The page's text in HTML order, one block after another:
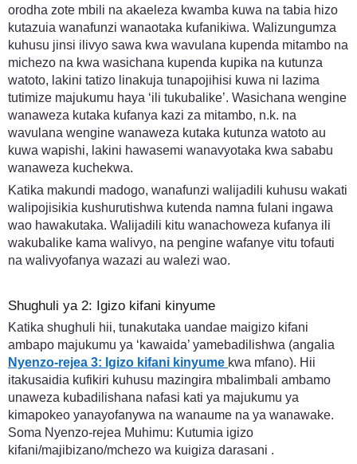
orodha zote mbili na akaeleza kwamba kuwa na tabia hizo
kutazuia wanafunzi wanaotaka kufanikiwa. Walizungumza
kuhusu jinsi ilivyo sawa kwa wavulana kupenda mitambo na
michezo na kwa wasichana kupenda kupika na kutunza
watoto, lakini tatizo linakuja tunapojihisi kuwa ni lazima
tutimize majukumu haya ‘ili tukubalike’. Wasichana wengine
wanaweza kutaka kufanya kazi za mitambo, n.k. na
wavulana wengine wanaweza kutaka kutunza watoto au
kuwa wapishi, lakini hawasemi wanavyotaka kwa sababu
wanaweza kuchekwa.
Katika makundi madogo, wanafunzi walijadili kuhusu wakati
walipojisikia kushurutishwa kutenda namna fulani ingawa
wao hawakutaka. Walijadili kitu wanachoweza kufanya ili
wakubalike kama walivyo, na pengine wafanye vitu tofauti
na walivyofanya wazazi au walezi wao.
Shughuli ya 2: Igizo kifani kinyume
Katika shughuli hii, tunakutaka uandae maigizo kifani
ambapo majukumu ya ‘kawaida’ yamebadilishwa (angalia
Nyenzo-rejea 3: Igizo kifani kinyume kwa mfano). Hii
itakusaidia kufikiri kuhusu mazingira mbalimbali ambamo
unaweza kubadilishana nafasi kati ya majukumu ya
kimapokeo yanayofanywa na wanaume na ya wanawake.
Soma Nyenzo-rejea Muhimu: Kutumia igizo
kifani/majibizano/mchezo wa kuigiza darasani .